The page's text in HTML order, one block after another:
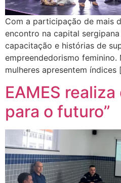
Com a participação de mais
encontro na capital
capacitação e histórias de
empreendedorismo feminino.
mulheres apresentem índices
EAMES
para o futuro”